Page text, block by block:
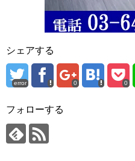
シェアする
error 0 0
フォローする